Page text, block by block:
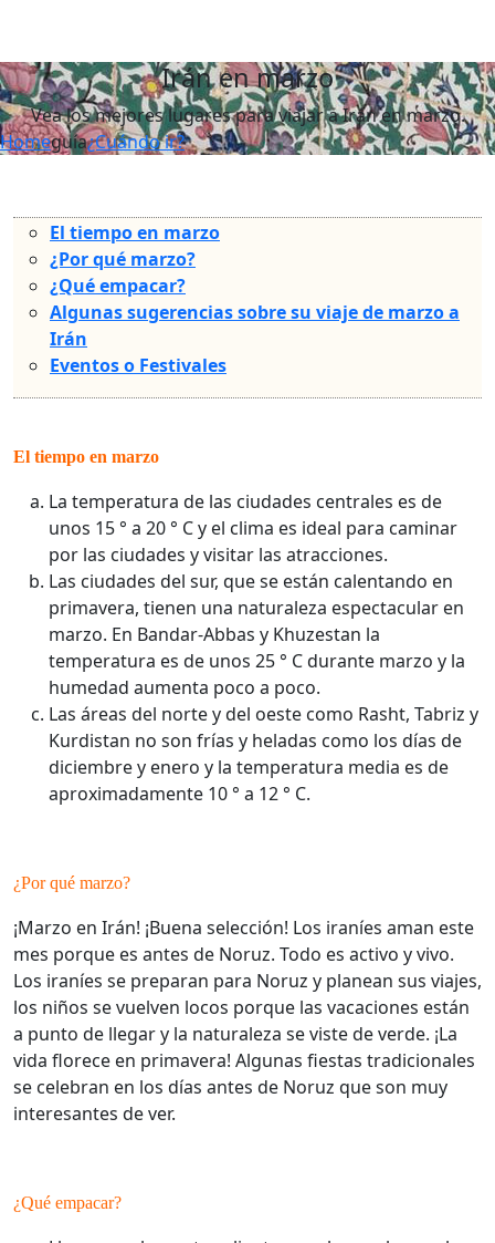
Irán en marzo
Vea los mejores lugares para viajar a Irán en marzo.
Homeguía¿Cuándo ir?
El tiempo en marzo
¿Por qué marzo?
¿Qué empacar?
Algunas sugerencias sobre su viaje de marzo a
Irán
Eventos o Festivales
El tiempo en marzo
La temperatura de las ciudades centrales es de
unos 15 ° a 20 ° C y el clima es ideal para caminar
por las ciudades y visitar las atracciones.
Las ciudades del sur, que se están calentando en
primavera, tienen una naturaleza espectacular en
marzo. En Bandar-Abbas y Khuzestan la
temperatura es de unos 25 ° C durante marzo y la
humedad aumenta poco a poco.
Las áreas del norte y del oeste como Rasht, Tabriz y
Kurdistan no son frías y heladas como los días de
diciembre y enero y la temperatura media es de
aproximadamente 10 ° a 12 ° C.
¿Por qué marzo?
¡Marzo en Irán! ¡Buena selección! Los iraníes aman este
mes porque es antes de Noruz. Todo es activo y vivo.
Los iraníes se preparan para Noruz y planean sus viajes,
los niños se vuelven locos porque las vacaciones están
a punto de llegar y la naturaleza se viste de verde. ¡La
vida florece en primavera! Algunas fiestas tradicionales
se celebran en los días antes de Noruz que son muy
interesantes de ver.
¿Qué empacar?